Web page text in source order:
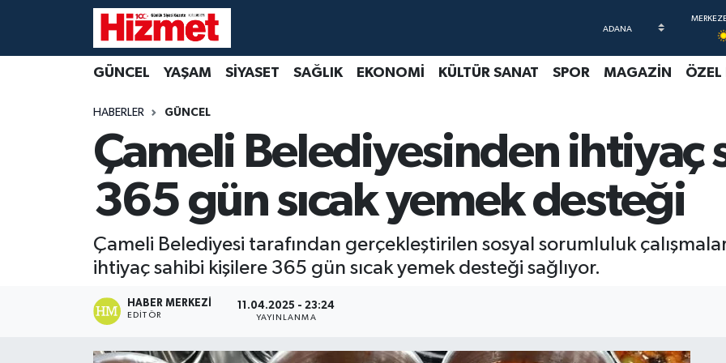
GÜNCEL YAŞAM SİYASET SAĞLIK EKONOMİ KÜLTÜR SANAT SPOR MAGAZİN ÖZEL
HABERLER GÜNCEL
Çameli Belediyesinden ihtiyaç
365 gün sıcak yemek desteği
Çameli Belediyesi tarafından gerçekleştirilen sosyal sorumluluk
ihtiyaç sahibi kişilere 365 gün sıcak yemek desteği sağlıyor.
HABER MERKEZI
EDITÖR
11.04.2025 - 23:24
YAYINLANMA
SİYASET
KÜLTÜR SANAT
MAGAZİN
Denizli Nöbetçi Eczaneler
Denizli Trafik Yoğunluk Haritası
Süper Lig Puan Durumu ve Fikstür
Son Dakika Haberleri
Haber Arşivi